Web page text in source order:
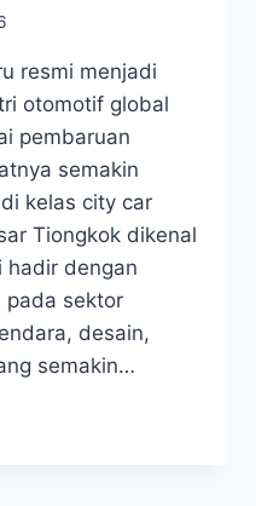
resmi menjadi
otomotif global
pembaruan
semakin
kelas city car
Tiongkok dikenal
hadir dengan
pada sektor
desain,
semakin…